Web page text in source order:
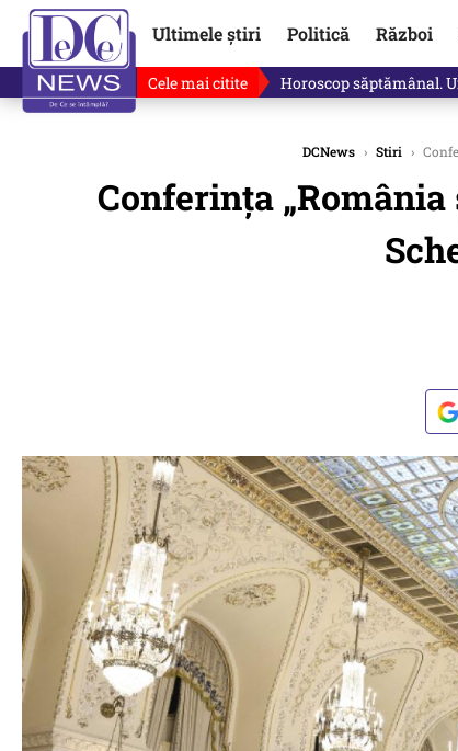
Ultimele știri Politică Război
Cele mai citite Cine sunt cei trei
DCNews › Stiri ›
Conferința